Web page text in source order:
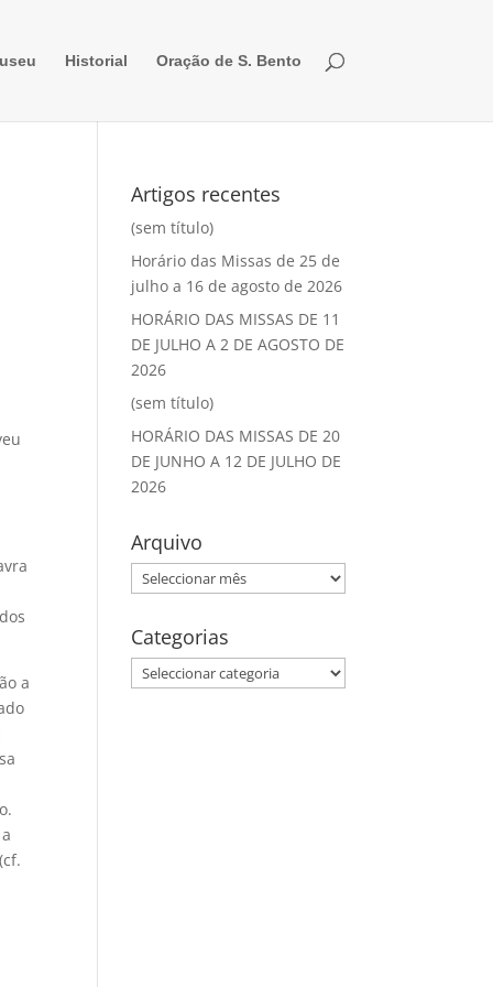
Historial Oração de S. Bento
a
Artigos recentes
(sem título)
Horário das Missas de 25 de
julho a 16 de agosto de 2026
HORÁRIO DAS MISSAS DE 11
DE JULHO A 2 DE AGOSTO DE
2026
(sem título)
HORÁRIO DAS MISSAS DE 20
DE JUNHO A 12 DE JULHO DE
2026
Arquivo
Arquivo
Categorias
Categorias